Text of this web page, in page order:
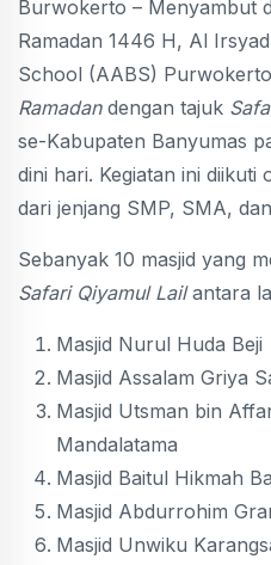
Burwokerto – Menyambut
Ramadan 1446 H, Al
School (AABS)
Ramadandengan tajuk
se-Kabupaten Banyumas
dini hari. Kegiatan ini
dari jenjang SMP, SMA,
Sebanyak 10 masjid yang
Safari Qiyamul Lailantara
Masjid Nurul Huda Beji
Masjid Assalam Griya
Masjid Utsman bin
Mandalatama
Masjid Baitul Hikmah
Masjid Abdurrohim
Masjid Unwiku